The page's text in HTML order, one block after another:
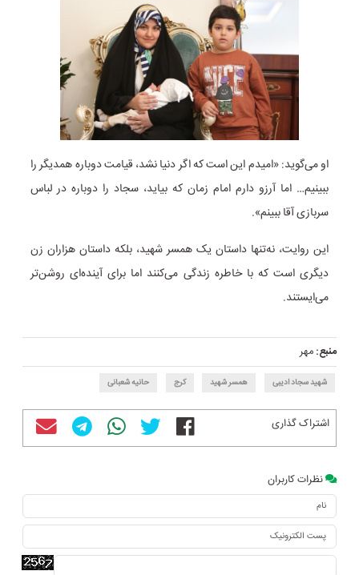
او می‌گوید: «امیدم این است که اگر دنیا نشد، قیامت دوباره همدیگر را
ببینیم… اما آرزو دارم امام زمان که بیاید، سجاد را دوباره در لباس
سربازی آقا ببینم».
این روایت، نه‌تنها داستان یک همسر شهید، بلکه داستان هزاران زن
دیگری است که با خاطره زندگی می‌کنند اما برای آینده‌ای روشن‌تر
می‌ایستند.
منبع:مهر
شهید سجاد ادیبی همسر شهید کرج حانیه شعبانی
اشتراک گذاری
نظرات کاربران